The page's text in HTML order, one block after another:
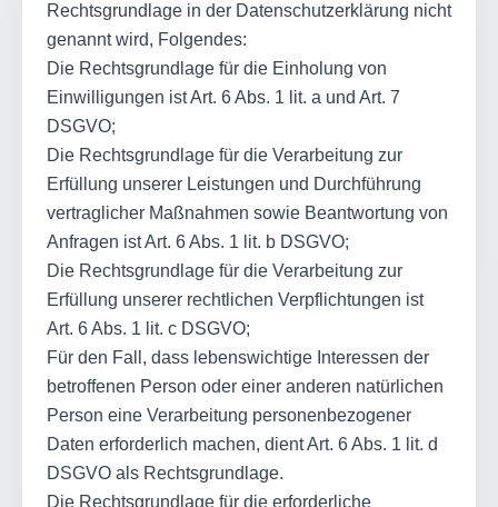
Rechtsgrundlage in der Datenschutzerklärung nicht
genannt wird, Folgendes:
Die Rechtsgrundlage für die Einholung von
Einwilligungen ist Art. 6 Abs. 1 lit. a und Art. 7
DSGVO;
Die Rechtsgrundlage für die Verarbeitung zur
Erfüllung unserer Leistungen und Durchführung
vertraglicher Maßnahmen sowie Beantwortung von
Anfragen ist Art. 6 Abs. 1 lit. b DSGVO;
Die Rechtsgrundlage für die Verarbeitung zur
Erfüllung unserer rechtlichen Verpflichtungen ist
Art. 6 Abs. 1 lit. c DSGVO;
Für den Fall, dass lebenswichtige Interessen der
betroffenen Person oder einer anderen natürlichen
Person eine Verarbeitung personenbezogener
Daten erforderlich machen, dient Art. 6 Abs. 1 lit. d
DSGVO als Rechtsgrundlage.
Die Rechtsgrundlage für die erforderliche